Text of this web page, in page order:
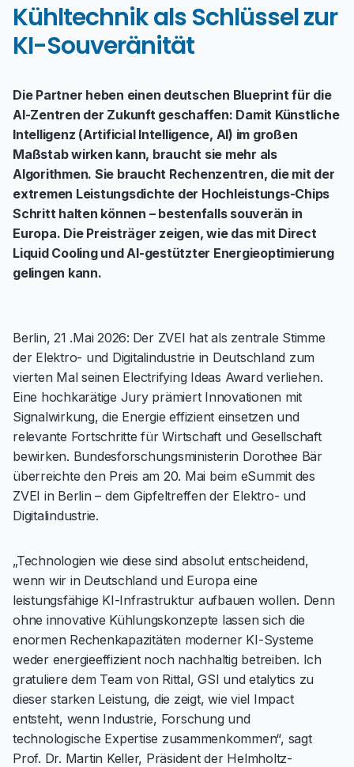
Kühltechnik als Schlüssel zur
KI-Souveränität
Die Partner heben einen deutschen Blueprint für die
AI-Zentren der Zukunft geschaffen: Damit Künstliche
Intelligenz (Artificial Intelligence, AI) im großen
Maßstab wirken kann, braucht sie mehr als
Algorithmen. Sie braucht Rechenzentren, die mit der
extremen Leistungsdichte der Hochleistungs-Chips
Schritt halten können – bestenfalls souverän in
Europa. Die Preisträger zeigen, wie das mit Direct
Liquid Cooling und AI-gestützter Energieoptimierung
gelingen kann.
Berlin, 21 .Mai 2026: Der ZVEI hat als zentrale Stimme
der Elektro- und Digitalindustrie in Deutschland zum
vierten Mal seinen Electrifying Ideas Award verliehen.
Eine hochkarätige Jury prämiert Innovationen mit
Signalwirkung, die Energie effizient einsetzen und
relevante Fortschritte für Wirtschaft und Gesellschaft
bewirken. Bundesforschungsministerin Dorothee Bär
überreichte den Preis am 20. Mai beim eSummit des
ZVEI in Berlin – dem Gipfeltreffen der Elektro- und
Digitalindustrie.
„Technologien wie diese sind absolut entscheidend,
wenn wir in Deutschland und Europa eine
leistungsfähige KI-Infrastruktur aufbauen wollen. Denn
ohne innovative Kühlungskonzepte lassen sich die
enormen Rechenkapazitäten moderner KI-Systeme
weder energieeffizient noch nachhaltig betreiben. Ich
gratuliere dem Team von Rittal, GSI und etalytics zu
dieser starken Leistung, die zeigt, wie viel Impact
entsteht, wenn Industrie, Forschung und
technologische Expertise zusammenkommen“, sagt
Prof. Dr. Martin Keller, Präsident der Helmholtz-